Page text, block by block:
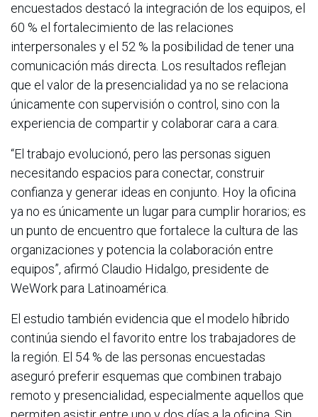
encuestados destacó la integración de los equipos, el
60 % el fortalecimiento de las relaciones
interpersonales y el 52 % la posibilidad de tener una
comunicación más directa. Los resultados reflejan
que el valor de la presencialidad ya no se relaciona
únicamente con supervisión o control, sino con la
experiencia de compartir y colaborar cara a cara.
“El trabajo evolucionó, pero las personas siguen
necesitando espacios para conectar, construir
confianza y generar ideas en conjunto. Hoy la oficina
ya no es únicamente un lugar para cumplir horarios; es
un punto de encuentro que fortalece la cultura de las
organizaciones y potencia la colaboración entre
equipos”, afirmó Claudio Hidalgo, presidente de
WeWork para Latinoamérica.
El estudio también evidencia que el modelo híbrido
continúa siendo el favorito entre los trabajadores de
la región. El 54 % de las personas encuestadas
aseguró preferir esquemas que combinen trabajo
remoto y presencialidad, especialmente aquellos que